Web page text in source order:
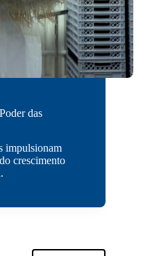
das
impulsionam
crescimento